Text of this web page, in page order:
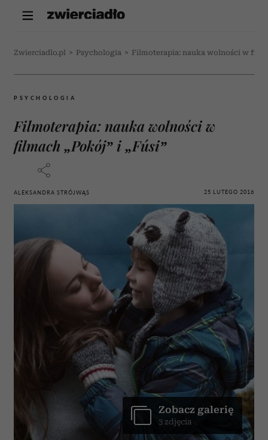
Zwierciadlo.pl > Psychologia > Filmoterapia: nauka wolności w
PSYCHOLOGIA
Filmoterapia: nauka wolności w
filmach „Pokój” i „Fúsi”
ALEKSANDRA STRÓJWĄS 25 LUTEGO 2016
Zobacz galerię
3 zdjęcia